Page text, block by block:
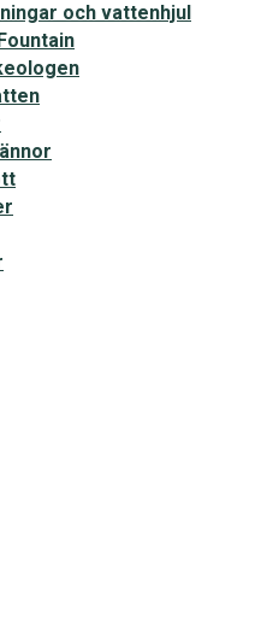
och vattenhjul